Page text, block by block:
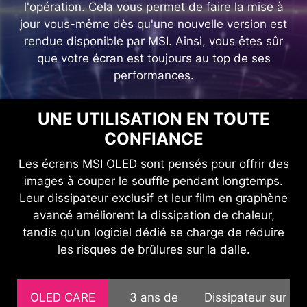
MYSTIC LIGHT
un rétroéclairage agréable qui peut
facilement être synchronisé avec
tout autre appareil compatible à
Mystic Light.
l'opération. Cela vous permet de faire la mise à
jour vous-même dès qu'une nouvelle version est
rendue disponible par MSI. Ainsi, vous êtes sûr
que votre écran est toujours au top de ses
performances.
UNE UTILISATION EN TOUTE
CONFIANCE
Les écrans MSI OLED sont pensés pour offrir des
images à couper le souffle pendant longtemps.
Leur dissipateur exclusif et leur film en graphène
avancé améliorent la dissipation de chaleur,
tandis qu'un logiciel dédié se charge de réduire
les risques de brûlures sur la dalle.
OLED CARE
3 ans de
Dissipateur sur